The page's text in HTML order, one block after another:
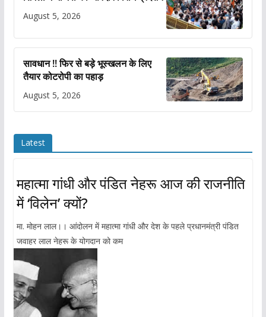
August 5, 2026
सावधान !! फिर से बड़े भूस्खलन के लिए
तैयार कोटरोपी का पहाड़
August 5, 2026
Latest
महात्मा गांधी और पंडित नेहरू आज की राजनीति
में ‘विलेन’ क्यों?
मा. मोहन लाल।। आंदोलन में महात्मा गांधी और देश के पहले प्रधानमंत्री पंडित
जवाहर लाल नेहरू के योगदान को कम